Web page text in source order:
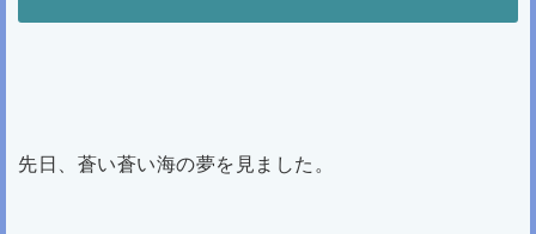
先日、蒼い蒼い海の夢を見ました。